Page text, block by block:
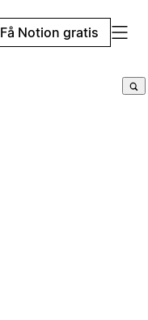
Få Notion gratis